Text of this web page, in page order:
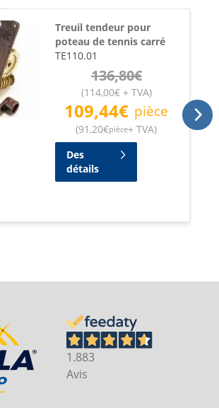
Treuil tendeur pour
poteau de tennis carré
TE110.01
136,80€
(114,00€+ TVA)
109,44€ pièce
(91,20€pièce+ TVA)
Des
détails
1.883
Avis